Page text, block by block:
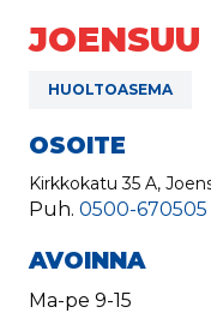
HUOLTOASEMA
OSOITE
Kirkkokatu 35 A,
Puh. 0500-670505
AVOINNA
Ma-pe 9-15